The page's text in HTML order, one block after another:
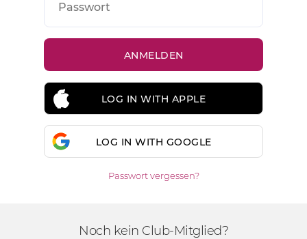
LOG IN WITH APPLE
LOG IN WITH GOOGLE
Passwort vergessen?
Noch kein Club-Mitglied?